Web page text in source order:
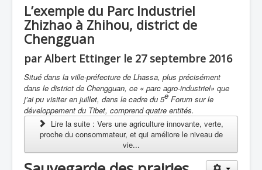
L’exemple du Parc Industriel
Zhizhao à Zhihou, district de
Chengguan
par Albert Ettinger le 27 septembre 2016
Situé dans la ville-préfecture de Lhassa, plus précisément
dans le district de Chengguan, ce « parc agro-industriel» que
j’ai pu visiter en juillet, dans le cadre du 5e Forum sur le
développement du Tibet, comprend quatre entités.
Lire la suite : Vers une agriculture innovante, verte,
proche du consommateur, et qui améliore le niveau de
vie...